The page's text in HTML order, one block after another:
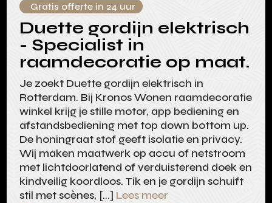
Gratis offerte in 24 uur
Duette gordijn elektrisch
- Specialist in
raamdecoratie op maat.
Je zoekt Duette gordijn elektrisch in
Rotterdam. Bij Kronos Wonen raamdecoratie
winkel krijg je stille motor, app bediening en
afstandsbediening met top down bottom up.
De honingraat stof geeft isolatie en privacy.
Wij maken maatwerk op accu of netstroom
met lichtdoorlatend of verduisterend doek en
kindveilig koordloos. Tik en je gordijn schuift
stil met scènes, […] Lees meer